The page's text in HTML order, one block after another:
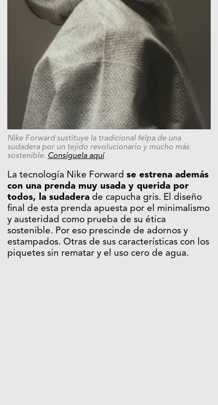
Nike Forward sustituye la tradicional felpa de una
sudadera por un tejido revolucionario y mucho más
sostenible. Consíguela aquí
La tecnología Nike Forward se estrena además
con una prenda muy usada y querida por
todos, la sudadera de capucha gris. El diseño
final de esta prenda apuesta por el minimalismo
y austeridad como prueba de su ética
sostenible. Por eso prescinde de adornos y
estampados. Otras de sus características con los
piquetes sin rematar y el uso cero de agua.